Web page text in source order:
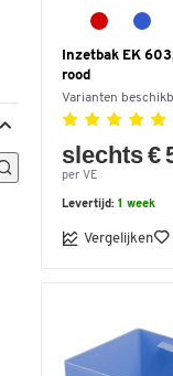
Inzetbak EK
rood
Varianten
slechts €
per VE
Levertijd: 1 week
Vergelijken